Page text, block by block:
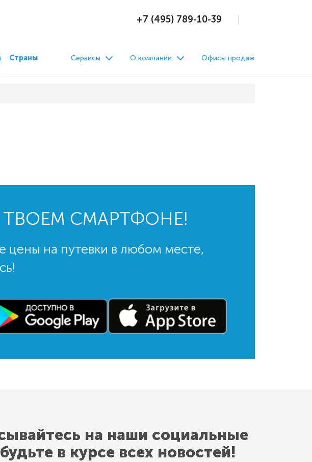
+7 (495) 789-10-39
Страны Сервисы О компании Офисы продаж
ТВОЕМ СМАРТФОНЕ!
цены на путевки в любом месте,
на наши социальные
в курсе всех новостей!